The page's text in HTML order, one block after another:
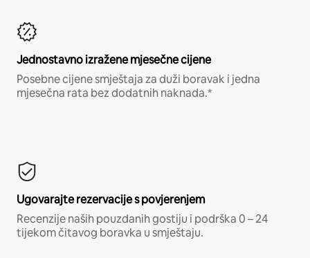
Jednostavno izražene mjesečne cijene
Posebne cijene smještaja za duži boravak i jedna
mjesečna rata bez dodatnih naknada.*
Ugovarajte rezervacije s povjerenjem
Recenzije naših pouzdanih gostiju i podrška 0 – 24
tijekom čitavog boravka u smještaju.